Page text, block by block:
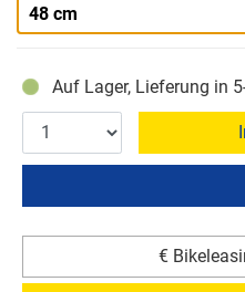
48 cm
Auf Lager, Lieferung in
€